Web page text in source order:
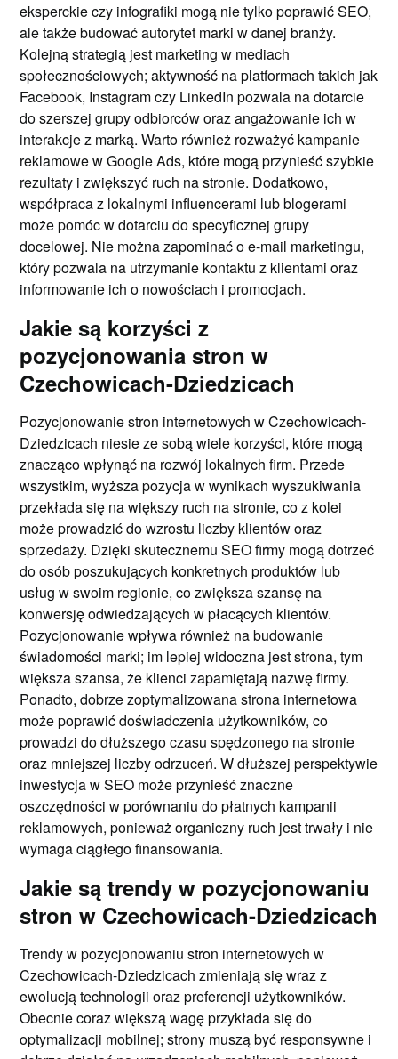
eksperckie czy infografiki mogą nie tylko poprawić SEO,
ale także budować autorytet marki w danej branży.
Kolejną strategią jest marketing w mediach
społecznościowych; aktywność na platformach takich jak
Facebook, Instagram czy LinkedIn pozwala na dotarcie
do szerszej grupy odbiorców oraz angażowanie ich w
interakcje z marką. Warto również rozważyć kampanie
reklamowe w Google Ads, które mogą przynieść szybkie
rezultaty i zwiększyć ruch na stronie. Dodatkowo,
współpraca z lokalnymi influencerami lub blogerami
może pomóc w dotarciu do specyficznej grupy
docelowej. Nie można zapominać o e-mail marketingu,
który pozwala na utrzymanie kontaktu z klientami oraz
informowanie ich o nowościach i promocjach.
Jakie są korzyści z
pozycjonowania stron w
Czechowicach-Dziedzicach
Pozycjonowanie stron internetowych w Czechowicach-
Dziedzicach niesie ze sobą wiele korzyści, które mogą
znacząco wpłynąć na rozwój lokalnych firm. Przede
wszystkim, wyższa pozycja w wynikach wyszukiwania
przekłada się na większy ruch na stronie, co z kolei
może prowadzić do wzrostu liczby klientów oraz
sprzedaży. Dzięki skutecznemu SEO firmy mogą dotrzeć
do osób poszukujących konkretnych produktów lub
usług w swoim regionie, co zwiększa szansę na
konwersję odwiedzających w płacących klientów.
Pozycjonowanie wpływa również na budowanie
świadomości marki; im lepiej widoczna jest strona, tym
większa szansa, że klienci zapamiętają nazwę firmy.
Ponadto, dobrze zoptymalizowana strona internetowa
może poprawić doświadczenia użytkowników, co
prowadzi do dłuższego czasu spędzonego na stronie
oraz mniejszej liczby odrzuceń. W dłuższej perspektywie
inwestycja w SEO może przynieść znaczne
oszczędności w porównaniu do płatnych kampanii
reklamowych, ponieważ organiczny ruch jest trwały i nie
wymaga ciągłego finansowania.
Jakie są trendy w pozycjonowaniu
stron w Czechowicach-Dziedzicach
Trendy w pozycjonowaniu stron internetowych w
Czechowicach-Dziedzicach zmieniają się wraz z
ewolucją technologii oraz preferencji użytkowników.
Obecnie coraz większą wagę przykłada się do
optymalizacji mobilnej; strony muszą być responsywne i